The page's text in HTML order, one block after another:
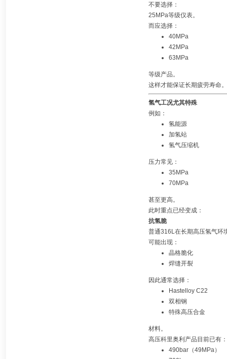
不要选择：
25MPa等级仪表。
而应选择：
40MPa
42MPa
63MPa
等级产品。
这样才能保证长期疲劳寿命。
氢气工况尤其特殊
例如：
氢能源
加氢站
氢气压缩机
压力常见：
35MPa
70MPa
甚至更高。
此时重点已经变成：
抗氢脆
普通316L在长期高压氢气环
可能出现：
晶格脆化
焊缝开裂
因此通常选择：
Hastelloy C22
双相钢
特殊高压合金
材料。
高压科里奥利产品目前已有：
490bar（49MPa）